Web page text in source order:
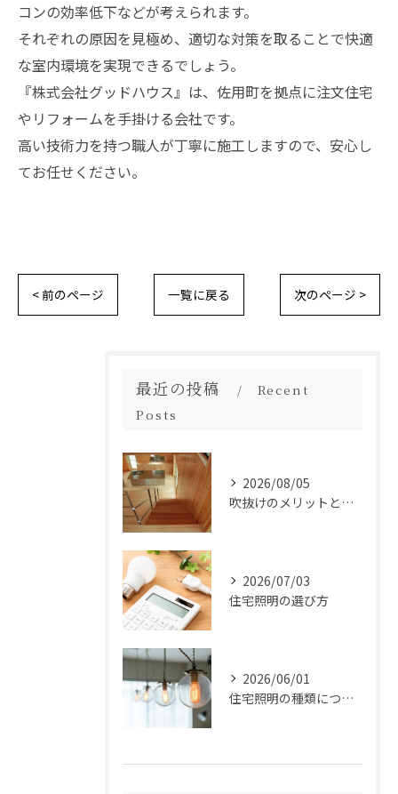
コンの効率低下などが考えられます。
それぞれの原因を見極め、適切な対策を取ることで快適
な室内環境を実現できるでしょう。
『株式会社グッドハウス』は、佐用町を拠点に注文住宅
やリフォームを手掛ける会社です。
高い技術力を持つ職人が丁寧に施工しますので、安心し
てお任せください。
< 前のページ 一覧に戻る 次のページ >
最近の投稿
Recent
Posts
2026/08/05
吹抜けのメリットとは？
2026/07/03
住宅照明の選び方
2026/06/01
住宅照明の種類について